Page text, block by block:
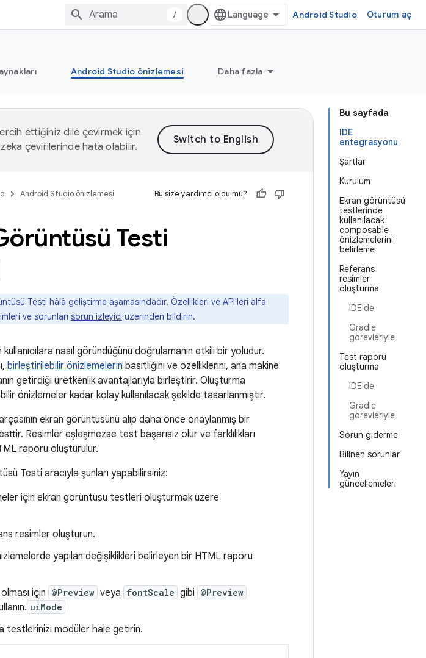
/ Android Studio Oturum aç
Android Studio önizlemesi Daha fazla
Bu sayfada
IDE
entegrasyonu
Şartlar
Kurulum
Ekran görüntüsü
testlerinde
kullanılacak
composable
önizlemelerini
belirleme
Referans
resimler
oluşturma
IDE'de
Gradle
görevleriyle
Test raporu
oluşturma
IDE'de
Gradle
görevleriyle
Sorun giderme
Bilinen sorunlar
Yayın
güncellemeleri
ettiğiniz dile çevirmek için
çevirilerinde hata olabilir.
Android Studio önizlemesi Bu size yardımcı oldu mu?
Testi
Testi hâlâ geliştirme aşamasındadır. Özellikleri ve API'leri alfa
ve sorunları sorun izleyici üzerinden bildirin.
nasıl göründüğünü doğrulamanın etkili bir yoludur.
birleştirilebilir önizlemelerin basitliğini ve özelliklerini, ana makine
getirdiği üretkenlik avantajlarıyla birleştirir. Oluşturma
önizlemeler kadar kolay kullanılacak şekilde tasarlanmıştır.
ekran görüntüsünü alıp daha önce onaylanmış bir
Resimler eşleşmezse test başarısız olur ve farklılıkları
raporu oluşturulur.
Testi aracıyla şunları yapabilirsiniz:
için ekran görüntüsü testleri oluşturmak üzere
resimler oluşturun.
yapılan değişiklikleri belirleyen bir HTML raporu
için @Preview veya fontScale gibi @Preview
uiMode
testlerinizi modüler hale getirin.